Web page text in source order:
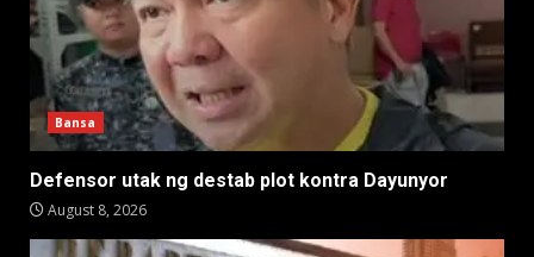
Bansa
Defensor utak ng destab plot kontra Dayunyor
August 8, 2026